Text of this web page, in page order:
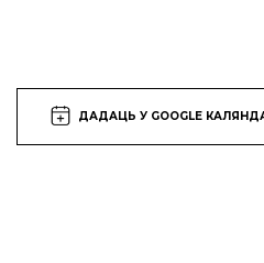
ДАДАЦЬ У GOOGLE